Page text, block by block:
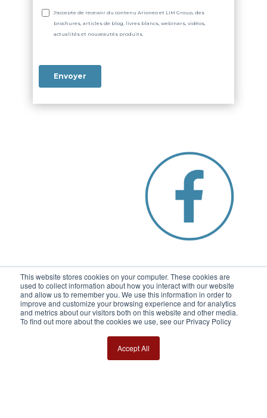
This website stores cookies on your computer. These cookies are
used to collect information about how you interact with our website
and allow us to remember you. We use this information in order to
improve and customize your browsing experience and for analytics
and metrics about our visitors both on this website and other media.
To find out more about the cookies we use, see our Privacy Policy
Accept All